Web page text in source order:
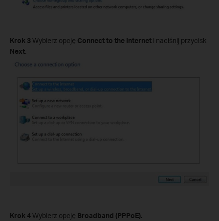
Krok 3 Wybierz opcję Connect to the Internet i naciśnij przycisk
Next.
Krok 4Wybierz opcję Broadband (PPPoE).